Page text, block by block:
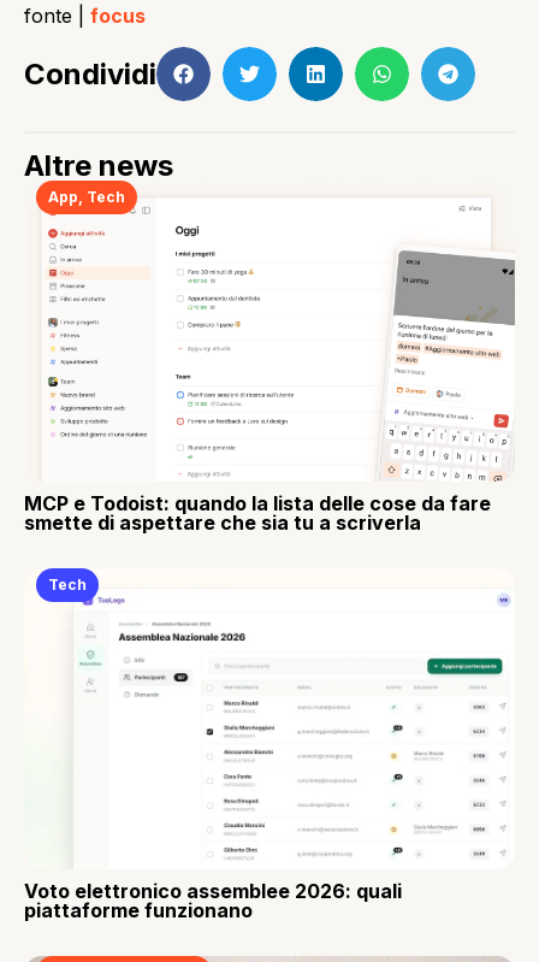
fonte | focus
Condividi
Altre news
App, Tech
MCP e Todoist: quando la lista delle cose da fare
smette di aspettare che sia tu a scriverla
Tech
Voto elettronico assemblee 2026: quali
piattaforme funzionano